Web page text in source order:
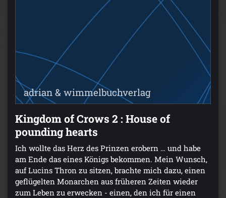
adrian & wimmelbuchverlag
Kingdom of Crows 2 : House of
pounding hearts
Ich wollte das Herz des Prinzen erobern … und habe
am Ende das eines Königs bekommen. Mein Wunsch,
auf Lucins Thron zu sitzen, brachte mich dazu, einen
geflügelten Monarchen aus früheren Zeiten wieder
zum Leben zu erwecken - einen, den ich für einen